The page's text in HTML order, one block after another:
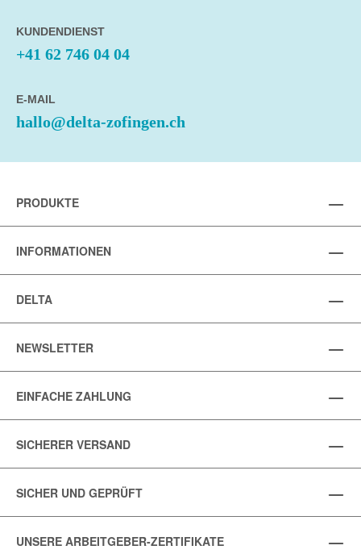
KUNDENDIENST
+41 62 746 04 04
E-MAIL
hallo@delta-zofingen.ch
PRODUKTE
INFORMATIONEN
DELTA
NEWSLETTER
EINFACHE ZAHLUNG
SICHERER VERSAND
SICHER UND GEPRÜFT
UNSERE ARBEITGEBER-ZERTIFIKATE